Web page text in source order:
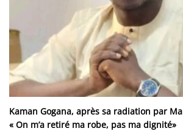
Kaman Gogana, après sa radiation par
« On m’a retiré ma robe, pas ma dignité»